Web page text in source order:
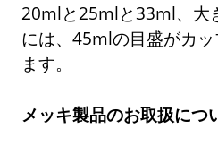
20mlと25mlと33ml、大
には、45mlの目盛がカ
ます。
メッキ製品のお取扱につ